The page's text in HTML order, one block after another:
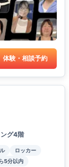
体験・相談予約
グ4階
ロッカー
5分以内